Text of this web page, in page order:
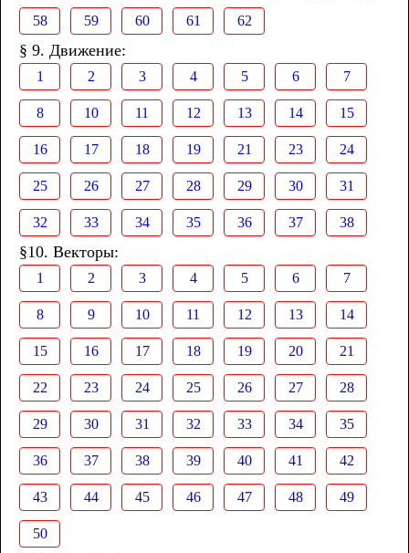
58 59 60 61 62
§ 9. Движение:
1 2 3 4 5 6 7
8 10 11 12 13 14 15
16 17 18 19 21 23 24
25 26 27 28 29 30 31
32 33 34 35 36 37 38
§10. Векторы:
1 2 3 4 5 6 7
8 9 10 11 12 13 14
15 16 17 18 19 20 21
22 23 24 25 26 27 28
29 30 31 32 33 34 35
36 37 38 39 40 41 42
43 44 45 46 47 48 49
50